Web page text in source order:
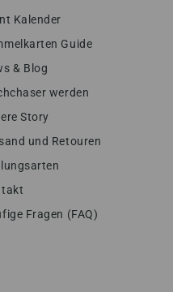
Kalender
Guide
& Blog
werden
Story
und Retouren
Fragen (FAQ)